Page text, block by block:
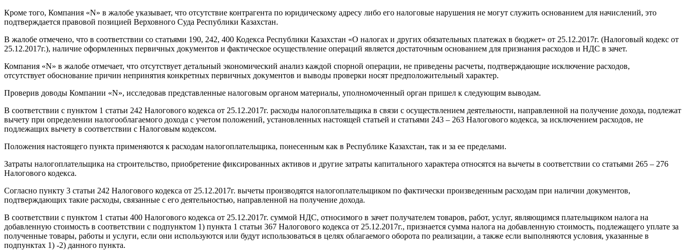
Кроме того, Компания «N» в жалобе указывает, что отсутствие контрагента по юридическому адресу либо его налоговые нарушения не могут служить основанием для начислений, это
подтверждается правовой позицией Верховного Суда Республики Казахстан.
В жалобе отмечено, что в соответствии со статьями 190, 242, 400 Кодекса Республики Казахстан «О налогах и других обязательных платежах в бюджет» от 25.12.2017г. (Налоговый кодекс от
25.12.2017г.), наличие оформленных первичных документов и фактическое осуществление операций является достаточным основанием для признания расходов и НДС в зачет.
Компания «N» в жалобе отмечает, что отсутствует детальный экономический анализ каждой спорной операции, не приведены расчеты, подтверждающие исключение расходов,
отсутствует обоснование причин непринятия конкретных первичных документов и выводы проверки носят предположительный характер.
Проверив доводы Компании «N», исследовав представленные налоговым органом материалы, уполномоченный орган пришел к следующим выводам.
В соответствии с пунктом 1 статьи 242 Налогового кодекса от 25.12.2017г. расходы налогоплательщика в связи с осуществлением деятельности, направленной на получение дохода, подлежат
вычету при определении налогооблагаемого дохода с учетом положений, установленных настоящей статьей и статьями 243 – 263 Налогового кодекса, за исключением расходов, не
подлежащих вычету в соответствии с Налоговым кодексом.
Положения настоящего пункта применяются к расходам налогоплательщика, понесенным как в Республике Казахстан, так и за ее пределами.
Затраты налогоплательщика на строительство, приобретение фиксированных активов и другие затраты капитального характера относятся на вычеты в соответствии со статьями 265 – 276
Налогового кодекса.
Согласно пункту 3 статьи 242 Налогового кодекса от 25.12.2017г. вычеты производятся налогоплательщиком по фактически произведенным расходам при наличии документов,
подтверждающих такие расходы, связанные с его деятельностью, направленной на получение дохода.
В соответствии с пунктом 1 статьи 400 Налогового кодекса от 25.12.2017г. суммой НДС, относимого в зачет получателем товаров, работ, услуг, являющимся плательщиком налога на
добавленную стоимость в соответствии с подпунктом 1) пункта 1 статьи 367 Налогового кодекса от 25.12.2017г., признается сумма налога на добавленную стоимость, подлежащего уплате за
полученные товары, работы и услуги, если они используются или будут использоваться в целях облагаемого оборота по реализации, а также если выполняются условия, указанные в
подпунктах 1) -2) данного пункта.